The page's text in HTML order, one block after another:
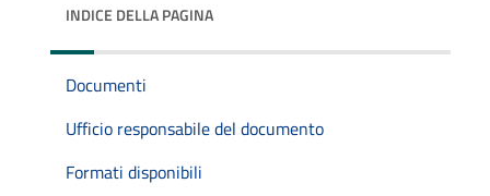
INDICE DELLA PAGINA
Documenti
Ufficio responsabile del documento
Formati disponibili